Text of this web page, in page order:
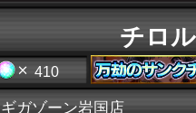
チロル
410
ギガゾーン岩国店